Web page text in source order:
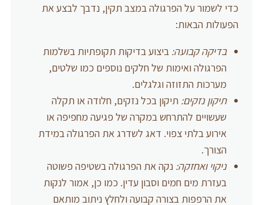
כדי לשמור על הפרגולה במצב תקין, נדבך לבצע את
הפעולות הבאות:
בדיקה קבועה: ביצוע בדיקות תקופתיות בשלמות
הפרגולה ואימות של חלקים נוספים כמו שלטים,
מערכות התזוזה וגלגלים.
תיקון נזקים: תיקון בכל נזקים, חלודה או תקלה
שעשויים להתרחש במקרה של פגיעה מחפיפה או
אירוע בלתי צפוי. דאג לשדרג את הפרגולה במידת
הצורך.
ניקוי ואחזקה: נקה את הפרגולה בשטיפה פשוטה
בעזרת מים חמים וסבון עדין. כמו כן, אמור לנקות
את הרפפות בצורה קבועה ולחלץ ניתוב מותאם